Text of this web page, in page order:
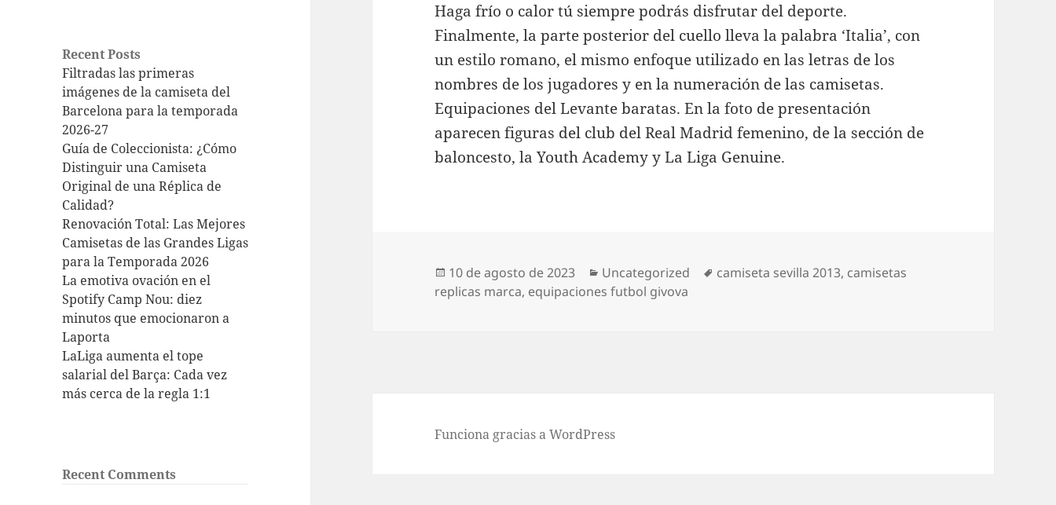
Recent Posts
Filtradas las primeras
imágenes de la camiseta del
Barcelona para la temporada
2026-27
Guía de Coleccionista: ¿Cómo
Distinguir una Camiseta
Original de una Réplica de
Calidad?
Renovación Total: Las Mejores
Camisetas de las Grandes Ligas
para la Temporada 2026
La emotiva ovación en el
Spotify Camp Nou: diez
minutos que emocionaron a
Laporta
LaLiga aumenta el tope
salarial del Barça: Cada vez
más cerca de la regla 1:1
Recent Comments
Haga frío o calor tú siempre podrás disfrutar del deporte.
Finalmente, la parte posterior del cuello lleva la palabra ‘Italia’, con
un estilo romano, el mismo enfoque utilizado en las letras de los
nombres de los jugadores y en la numeración de las camisetas.
Equipaciones del Levante baratas. En la foto de presentación
aparecen figuras del club del Real Madrid femenino, de la sección de
baloncesto, la Youth Academy y La Liga Genuine.
Publicado
el
10 de agosto de 2023 Categorías
Uncategorized Etiquetas
camiseta sevilla 2013, camisetas
replicas marca, equipaciones futbol givova
Funciona gracias a WordPress